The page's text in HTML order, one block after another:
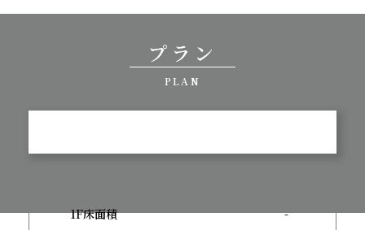
プラン
PLAN
1F床面積 -